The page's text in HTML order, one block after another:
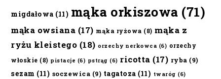
migdałowa (11) mąka orkiszowa (71)
mąka owsiana (17) mąka ryżowa (8) mąka z
ryżu kleistego (18) orzechy nerkowca (6) orzechy
włoskie (8) pistacje (6) pstrąg (6) ricotta (17) ryba (9)
sezam (11) soczewica (9) tagatoza (11) twaróg (6)